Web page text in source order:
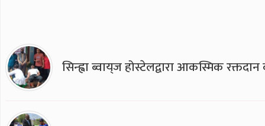
सिन्ह्वा ब्वाय्‌ज होस्टेलद्वारा आकस्मिक